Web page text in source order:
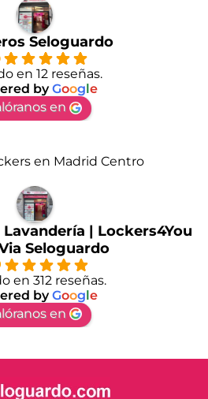
Seloguardo
en 12 reseñas.
byGoogle
en
en Madrid Centro
| Lockers4You
Seloguardo
en 312 reseñas.
byGoogle
en